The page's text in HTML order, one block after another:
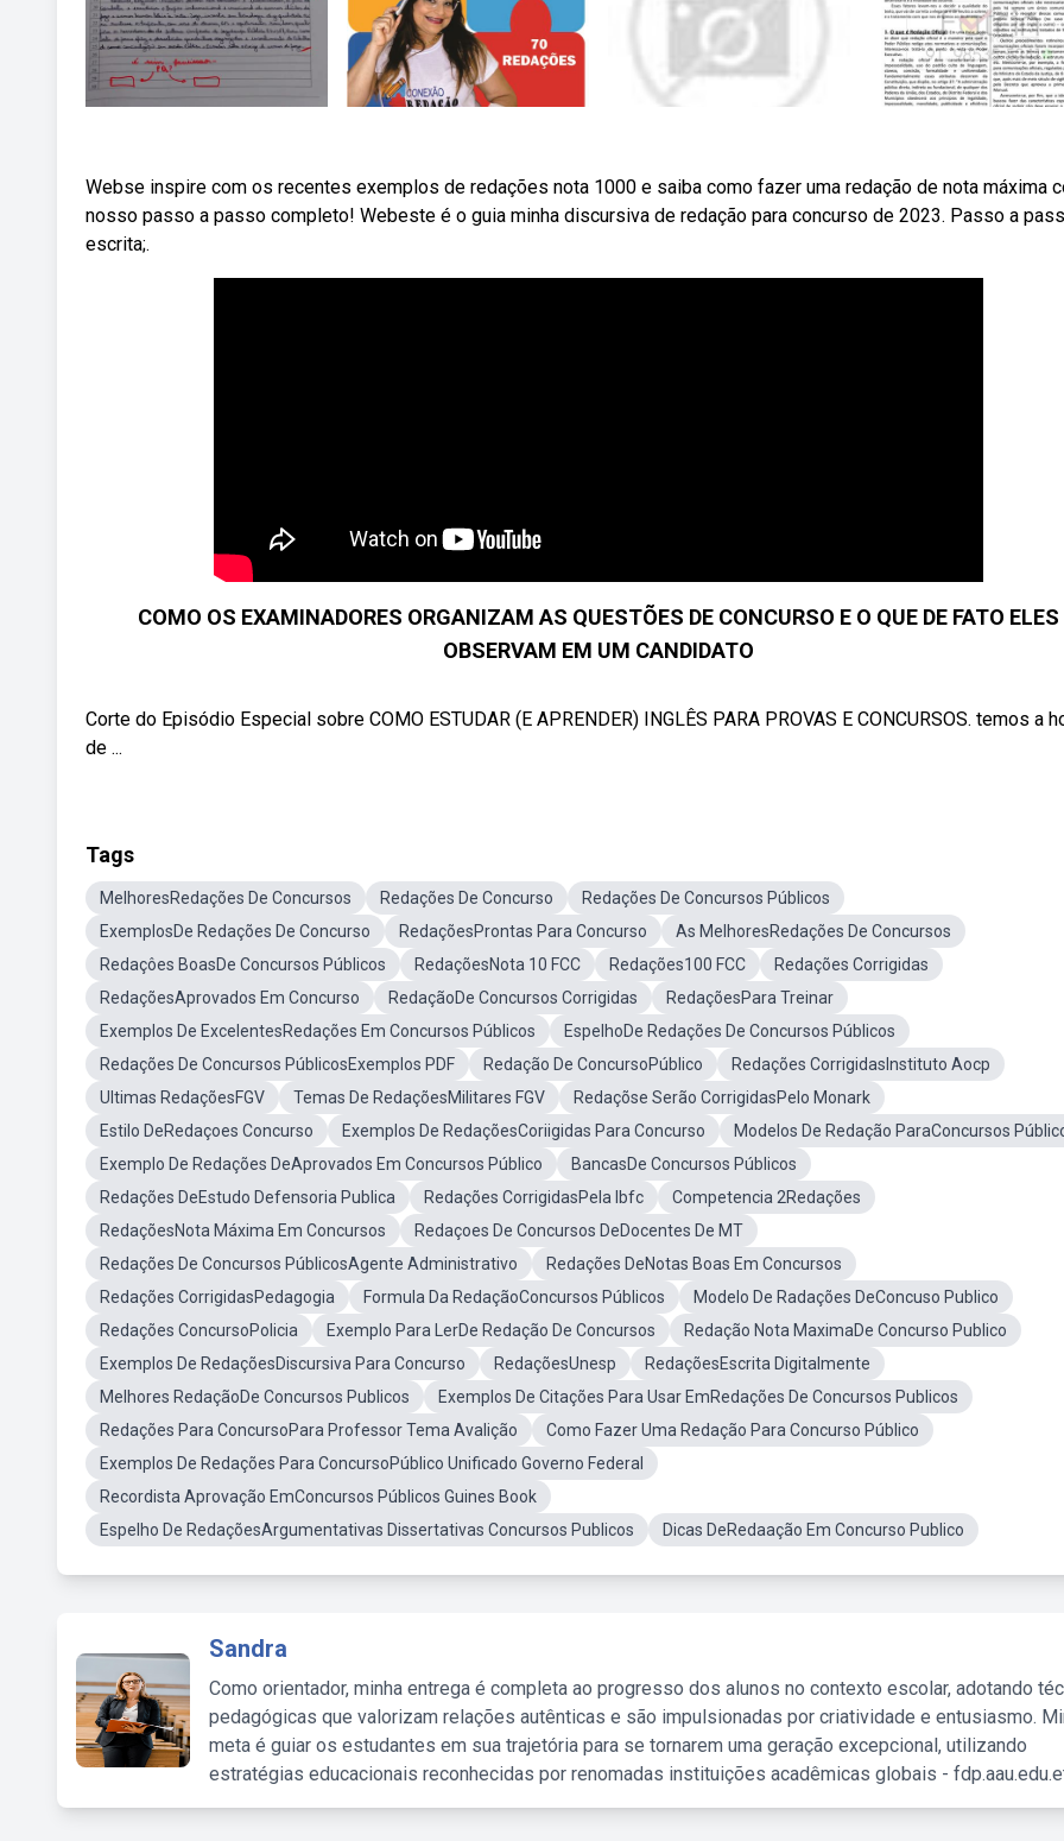
Webse inspire com os recentes exemplos de redações nota 1000 e saiba como fazer uma redação de nota máxima
nosso passo a passo completo! Webeste é o guia minha discursiva de redação para concurso de 2023. Passo a
escrita;.
COMO OS EXAMINADORES ORGANIZAM AS QUESTÕES DE CONCURSO E O QUE DE FATO ELES
OBSERVAM EM UM CANDIDATO
Corte do Episódio Especial sobre COMO ESTUDAR (E APRENDER) INGLÊS PARA PROVAS E CONCURSOS. temos a
de ...
Tags
MelhoresRedações De Concursos Redações De Concurso
Redações De Concursos Públicos
ExemplosDe Redações De Concurso
RedaçõesProntas Para Concurso
As MelhoresRedações De Concursos
Redaçôes BoasDe Concursos Públicos
RedaçõesNota 10 FCC Redações100 FCC
Redações Corrigidas
RedaçõesAprovados Em Concurso
RedaçãoDe Concursos Corrigidas
RedaçõesPara Treinar
Exemplos De ExcelentesRedações Em Concursos Públicos
EspelhoDe Redações De Concursos Públicos
Redações De Concursos PúblicosExemplos PDF
Redação De ConcursoPúblico
Redações CorrigidasInstituto Aocp
Ultimas RedaçõesFGV
Temas De RedaçõesMilitares FGV
Redaçõse Serão CorrigidasPelo Monark
Estilo DeRedaçoes Concurso
Exemplos De RedaçõesCoriigidas Para Concurso
Modelos De Redação ParaConcursos
Exemplo De Redações DeAprovados Em Concursos Público
BancasDe Concursos Públicos
Redações DeEstudo Defensoria Publica
Redações CorrigidasPela Ibfc
Competencia 2Redações
RedaçõesNota Máxima Em Concursos
Redaçoes De Concursos DeDocentes De MT
Redações De Concursos PúblicosAgente Administrativo
Redações DeNotas Boas Em Concursos
Redações CorrigidasPedagogia
Formula Da RedaçãoConcursos Públicos
Modelo De Radações DeConcuso Publico
Redações ConcursoPolicia
Exemplo Para LerDe Redação De Concursos
Redação Nota MaximaDe Concurso Publico
Exemplos De RedaçõesDiscursiva Para Concurso
RedaçõesUnesp
RedaçõesEscrita Digitalmente
Melhores RedaçãoDe Concursos Publicos
Exemplos De Citações Para Usar EmRedações De Concursos Publicos
Redações Para ConcursoPara Professor Tema Avalição
Como Fazer Uma Redação Para Concurso Público
Exemplos De Redações Para ConcursoPúblico Unificado Governo Federal
Recordista Aprovação EmConcursos Públicos Guines Book
Espelho De RedaçõesArgumentativas Dissertativas Concursos Publicos
Dicas DeRedaação Em Concurso Publico
Sandra
Como orientador, minha entrega é completa ao progresso dos alunos no contexto escolar, adotando
pedagógicas que valorizam relações autênticas e são impulsionadas por criatividade e entusiasmo.
meta é guiar os estudantes em sua trajetória para se tornarem uma geração excepcional, utilizando
estratégias educacionais reconhecidas por renomadas instituições acadêmicas globais -